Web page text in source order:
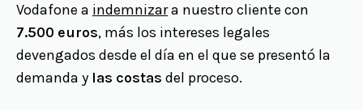
Vodafone a indemnizara nuestro cliente con
7.500 euros, más los intereses legales
devengados desde el día en el que se presentó la
demanda y las costas del proceso.